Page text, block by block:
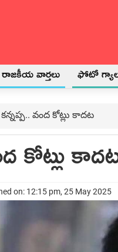
రాజకీయ వార్తలు ఫోటో
కన్నప్ప.. వంద కోట్లు కాదట
కోట్లు
on: 12:15 pm, 25 May 2025